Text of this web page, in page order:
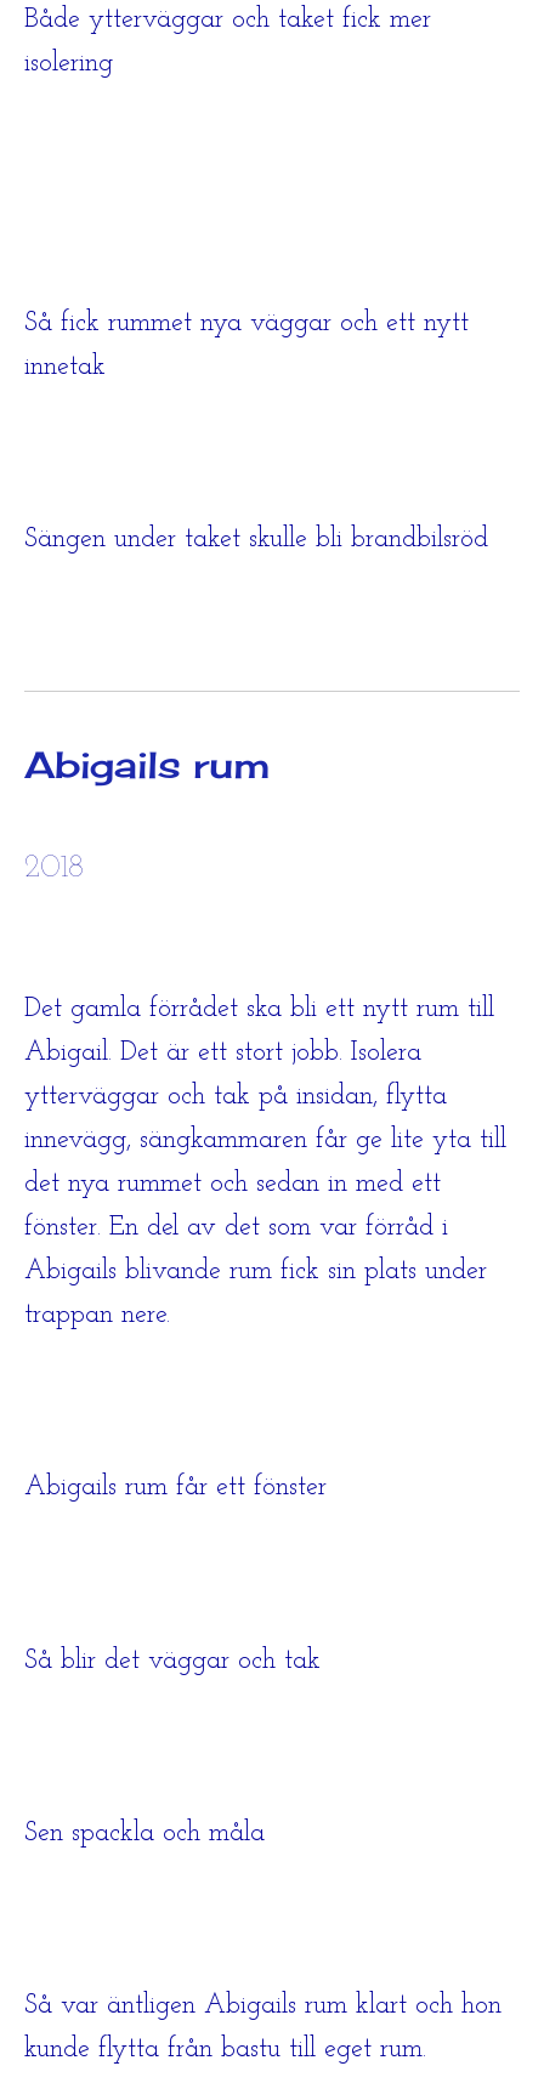
Både ytterväggar och taket fick mer
isolering
Så fick rummet nya väggar och ett nytt
innetak
Sängen under taket skulle bli brandbilsröd
Abigails rum
2018
Det gamla förrådet ska bli ett nytt rum till
Abigail. Det är ett stort jobb. Isolera
ytterväggar och tak på insidan, flytta
innevägg, sängkammaren får ge lite yta till
det nya rummet och sedan in med ett
fönster. En del av det som var förråd i
Abigails blivande rum fick sin plats under
trappan nere.
Abigails rum får ett fönster
Så blir det väggar och tak
Sen spackla och måla
Så var äntligen Abigails rum klart och hon
kunde flytta från bastu till eget rum.